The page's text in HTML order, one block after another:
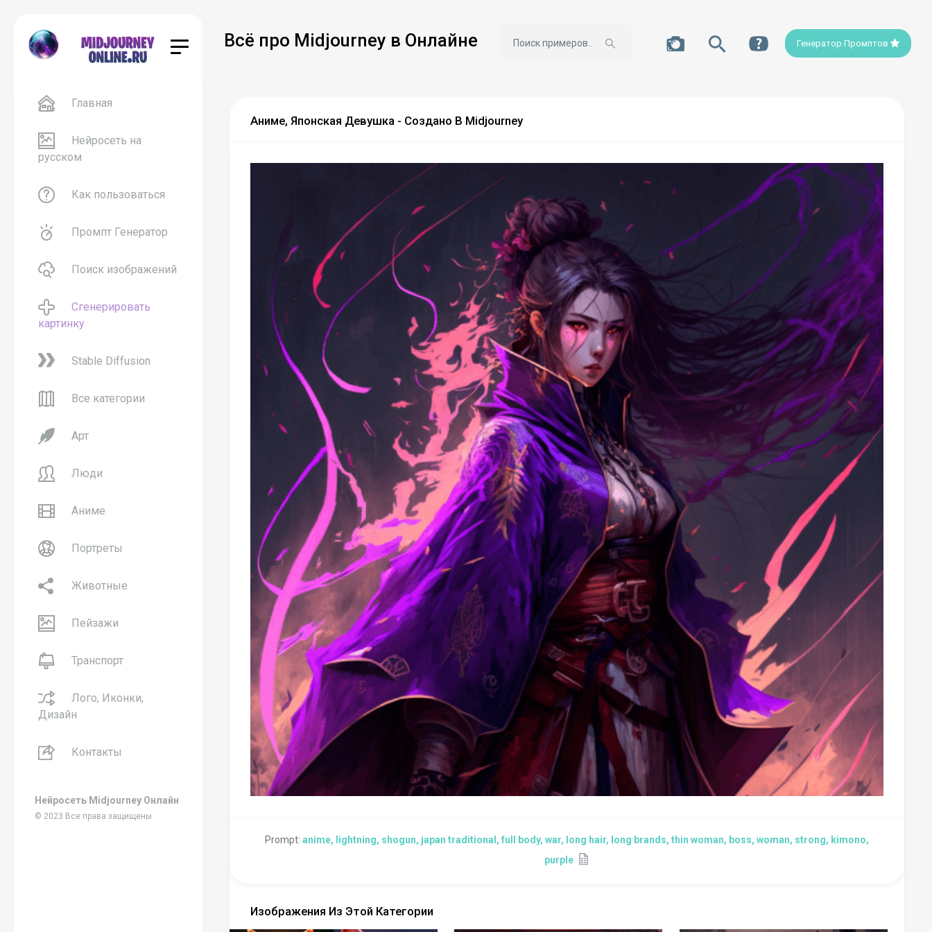
Всё про Midjourney в Онлайне Генератор Промптов
Главная
Нейросеть на
русском
Как пользоваться
Промпт Генератор
Поиск изображений
Сгенерировать
картинку
Stable Diffusion
Все категории
Арт
Люди
Аниме
Портреты
Животные
Пейзажи
Транспорт
Лого, Иконки,
Дизайн
Контакты
Нейросеть Midjourney Онлайн
© 2023 Все права защищены
Аниме, Японская Девушка - Создано В Midjourney
Prompt:anime, lightning, shogun, japan traditional, full body, war, long hair, long brands, thin woman, boss, woman, strong, kimono,
purple
Изображения Из Этой Категории